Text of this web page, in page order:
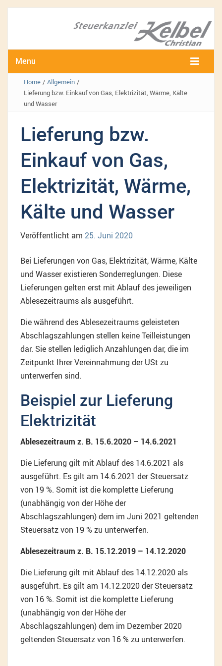
Menu
Home / Allgemein /
Lieferung bzw. Einkauf von Gas, Elektrizität, Wärme, Kälte
und Wasser
Lieferung bzw.
Einkauf von Gas,
Elektrizität, Wärme,
Kälte und Wasser
Veröffentlicht am 25. Juni 2020
Bei Lieferungen von Gas, Elektrizität, Wärme, Kälte
und Wasser existieren Sonderreglungen. Diese
Lieferungen gelten erst mit Ablauf des jeweiligen
Ablesezeitraums als ausgeführt.
Die während des Ablesezeitraums geleisteten
Abschlagszahlungen stellen keine Teilleistungen
dar. Sie stellen lediglich Anzahlungen dar, die im
Zeitpunkt Ihrer Vereinnahmung der USt zu
unterwerfen sind.
Beispiel zur Lieferung
Elektrizität
Ablesezeitraum z. B. 15.6.2020 – 14.6.2021
Die Lieferung gilt mit Ablauf des 14.6.2021 als
ausgeführt. Es gilt am 14.6.2021 der Steuersatz
von 19 %. Somit ist die komplette Lieferung
(unabhängig von der Höhe der
Abschlagszahlungen) dem im Juni 2021 geltenden
Steuersatz von 19 % zu unterwerfen.
Ablesezeitraum z. B. 15.12.2019 – 14.12.2020
Die Lieferung gilt mit Ablauf des 14.12.2020 als
ausgeführt. Es gilt am 14.12.2020 der Steuersatz
von 16 %. Somit ist die komplette Lieferung
(unabhängig von der Höhe der
Abschlagszahlungen) dem im Dezember 2020
geltenden Steuersatz von 16 % zu unterwerfen.